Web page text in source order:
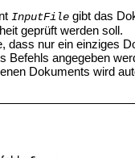
InputFile gibt das
geprüft werden soll.
dass nur ein einziges
Befehls angegeben
Dokuments wird